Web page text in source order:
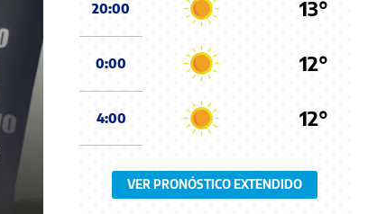
20:00 13°
0:00 12°
4:00 12°
VER PRONÓSTICO EXTENDIDO